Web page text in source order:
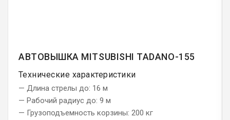
АВТОВЫШКА MITSUBISHI TADANO-155
Технические характеристики
— Длина стрелы до: 16 м
— Рабочий радиус до: 9 м
— Грузоподъемность корзины: 200 кг